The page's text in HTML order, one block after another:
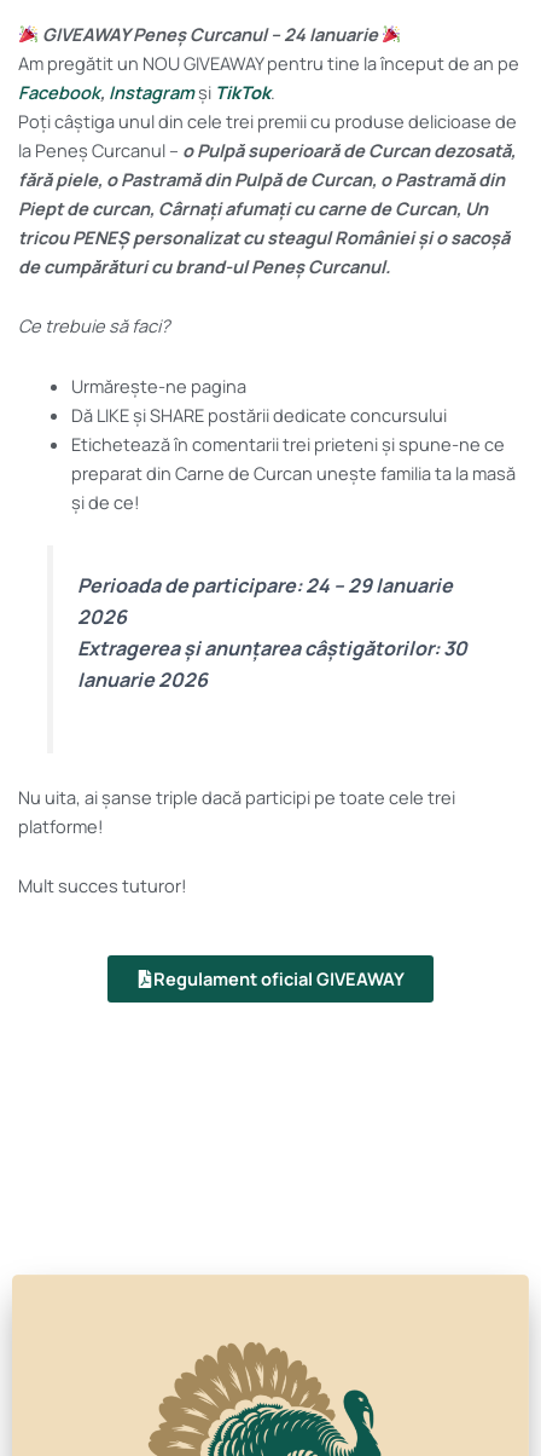
GIVEAWAY Peneș Curcanul – 24 Ianuarie
Am pregătit un NOU GIVEAWAY pentru tine la început de an pe
Facebook, Instagramși TikTok.
Poți câștiga unul din cele trei premii cu produse delicioase de
la Peneș Curcanul – o Pulpă superioară de Curcan dezosată,
fără piele, o Pastramă din Pulpă de Curcan, o Pastramă din
Piept de curcan, Cârnați afumați cu carne de Curcan, Un
tricou PENEȘ personalizat cu steagul României și o sacoșă
de cumpărături cu brand-ul Peneș Curcanul.
Ce trebuie să faci?
Urmărește-ne pagina
Dă LIKE și SHARE postării dedicate concursului
Etichetează în comentarii trei prieteni și spune-ne ce
preparat din Carne de Curcan unește familia ta la masă
și de ce!
Perioada de participare: 24 – 29 Ianuarie
2026
Extragerea și anunțarea câștigătorilor: 30
Ianuarie 2026
Nu uita, ai șanse triple dacă participi pe toate cele trei
platforme!
Mult succes tuturor!
Regulament oficial GIVEAWAY